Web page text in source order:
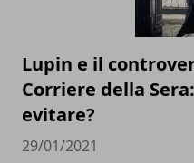
Lupin e il
Corriere della
evitare?
29/01/2021